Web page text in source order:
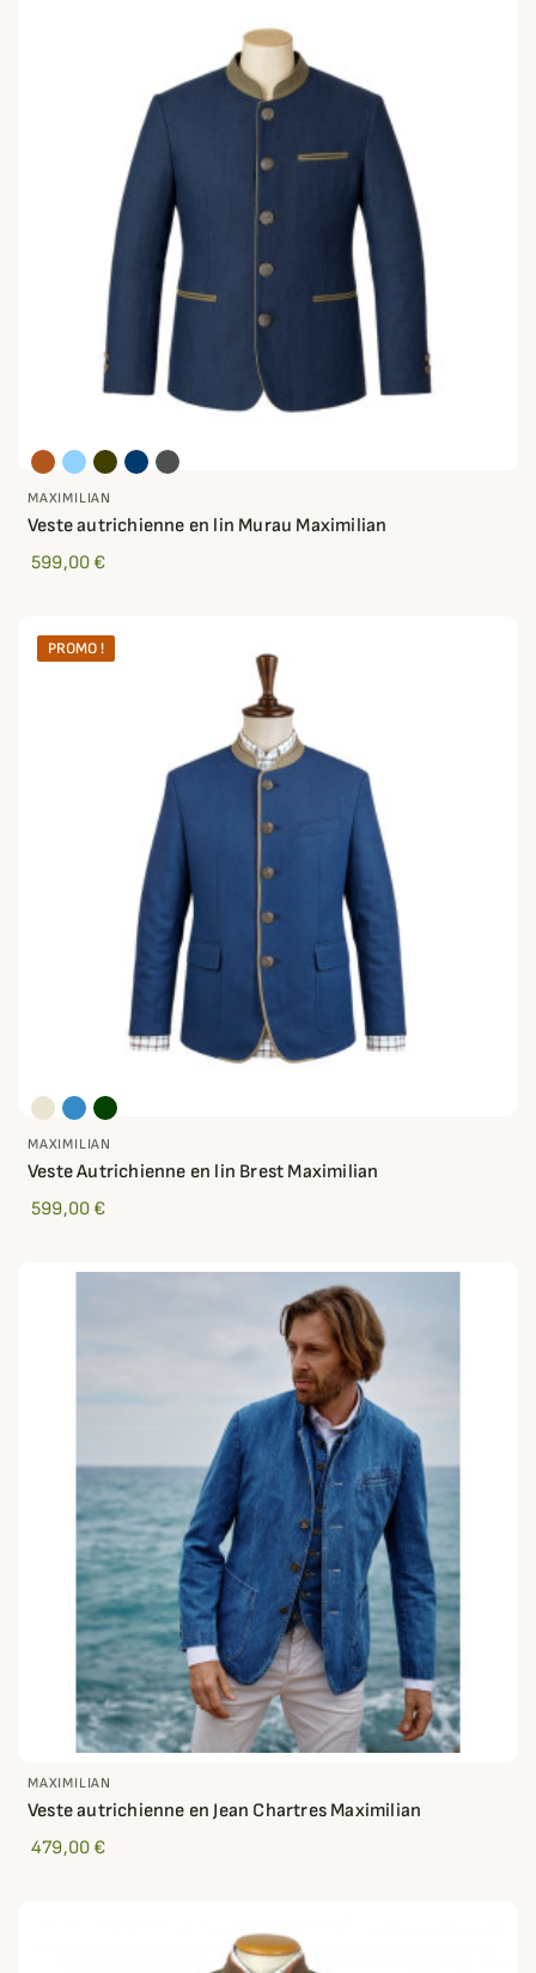
MAXIMILIAN
Veste autrichienne en lin Murau Maximilian
599,00 €
PROMO !
MAXIMILIAN
Veste Autrichienne en lin Brest Maximilian
599,00 €
MAXIMILIAN
Veste autrichienne en Jean Chartres Maximilian
479,00 €